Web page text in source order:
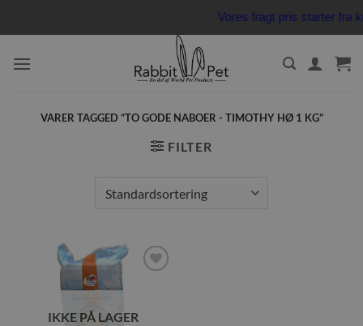
Vores fragt pris starter
VARER TAGGED “TO GODE NABOER - TIMOTHY HØ 1 KG”
FILTER
IKKE PÅ LAGER